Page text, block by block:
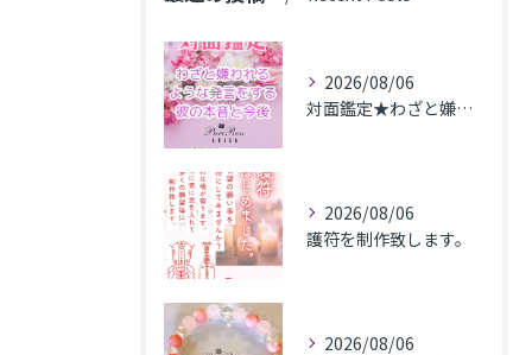
2026/08/06
対面鑑定★わざと嫌われるような発言をする彼の本音と今後★埼玉県M.K様
2026/08/06
護符を制作致します。
2026/08/06